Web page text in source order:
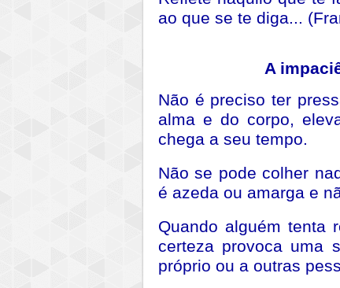
ao que se te diga...
A
Não é preciso ter
alma e do corpo,
chega a seu tempo.
Não se pode colher
é azeda ou amarga e
Quando alguém tenta
certeza provoca uma
próprio ou a outras